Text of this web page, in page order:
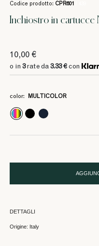
Codice prodotto: CPR601
Inchiostro in cartucce
10,00 €
o in 3rate da 3.33 € con
color: MULTICOLOR
DETTAGLI
Origine: Italy